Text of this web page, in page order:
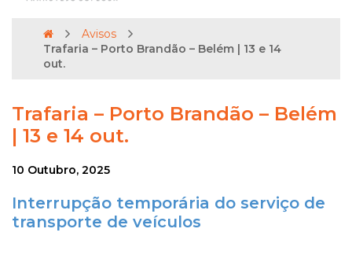
Avisos
Trafaria – Porto Brandão – Belém | 13 e 14
out.
Trafaria – Porto Brandão – Belém
| 13 e 14 out.
10 Outubro, 2025
Interrupção temporária do serviço de
transporte de veículos